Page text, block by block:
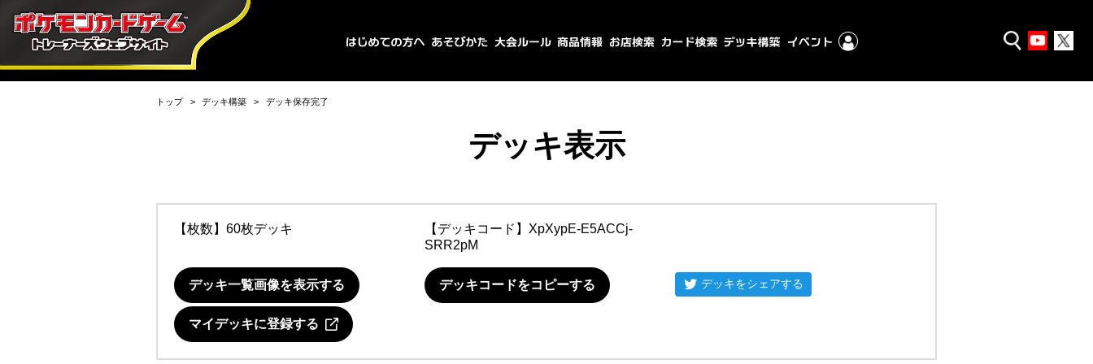
トップ デッキ構築 デッキ保存完了
デッキ表示
【枚数】60枚デッキ 【デッキコード】 XpXypE-E5ACCj-
SRR2pM
デッキ一覧画像を表示する デッキコードをコピーする デッキをシェアする
マイデッキに登録する